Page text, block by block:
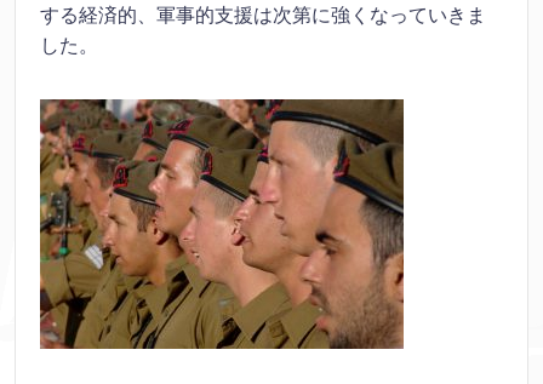
する経済的、軍事的支援は次第に強くなっていきま
した。